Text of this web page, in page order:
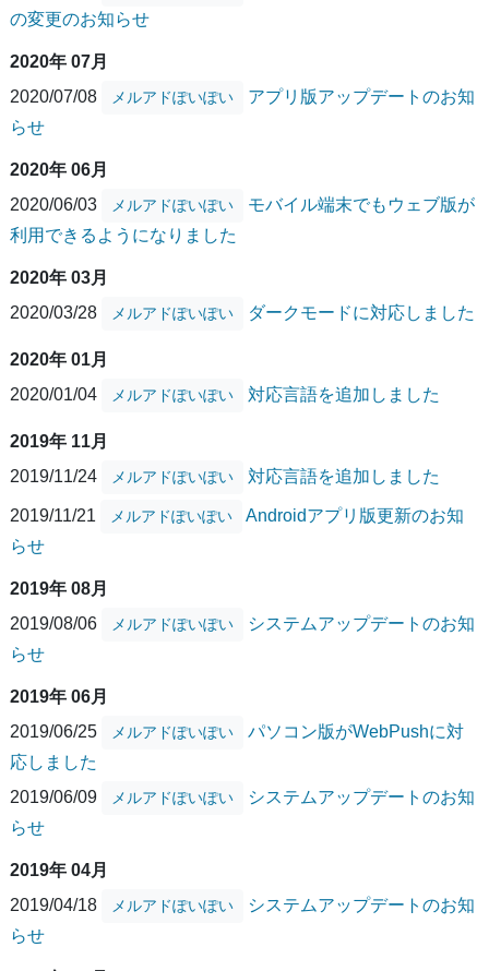
の変更のお知らせ
2020年 07月
2020/07/08
メルアドぽいぽい
アプリ版アップデートのお知
らせ
2020年 06月
2020/06/03
メルアドぽいぽい
モバイル端末でもウェブ版が
利用できるようになりました
2020年 03月
2020/03/28
メルアドぽいぽい ダークモードに対応しました
2020年 01月
2020/01/04
メルアドぽいぽい 対応言語を追加しました
2019年 11月
2019/11/24
メルアドぽいぽい 対応言語を追加しました
2019/11/21 メルアドぽいぽい
Androidアプリ版更新のお知
らせ
2019年 08月
2019/08/06
メルアドぽいぽい
システムアップデートのお知
らせ
2019年 06月
2019/06/25
メルアドぽいぽい
パソコン版がWebPushに対
応しました
2019/06/09
メルアドぽいぽい
システムアップデートのお知
らせ
2019年 04月
2019/04/18
メルアドぽいぽい
システムアップデートのお知
らせ